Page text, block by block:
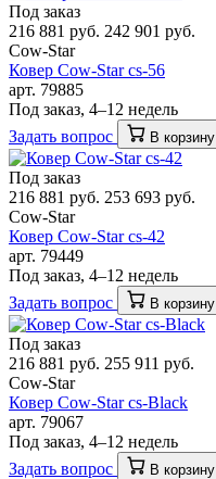
Под заказ
216 881 руб. 242 901 руб.
Cow-Star
Ковер Cow-Star cs-56
арт. 79885
Под заказ, 4–12 недель
Задать вопрос
В корзину
Под заказ
216 881 руб. 253 693 руб.
Cow-Star
Ковер Cow-Star cs-42
арт. 79449
Под заказ, 4–12 недель
Задать вопрос
В корзину
Под заказ
216 881 руб. 255 911 руб.
Cow-Star
Ковер Cow-Star cs-Black
арт. 79067
Под заказ, 4–12 недель
Задать вопрос
В корзину